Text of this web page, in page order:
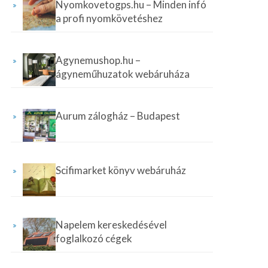
Nyomkovetogps.hu – Minden infó
a profi nyomkövetéshez
Agynemushop.hu –
ágyneműhuzatok webáruháza
Aurum zálogház – Budapest
Scifimarket könyv webáruház
Napelem kereskedésével
foglalkozó cégek